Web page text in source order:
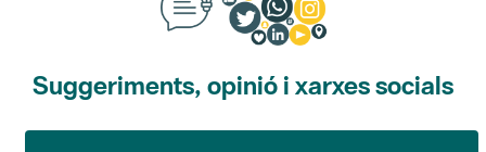
Suggeriments, opinió i xarxes socials